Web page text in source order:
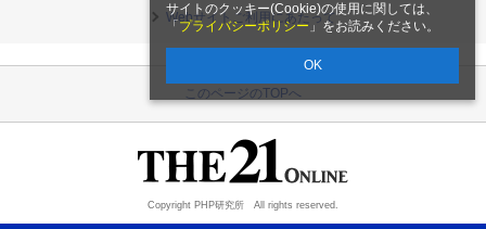
サイトのクッキー(Cookie)の使用に関しては、
「 プライバシーポリシー 」をお読みください。
OK
Webサイトご利用にあたって
このページのTOPへ
Copyright PHP研究所 All rights reserved.